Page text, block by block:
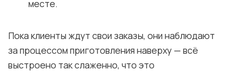
месте.
Пока клиенты ждут свои заказы, они наблюдают
за процессом приготовления наверху — всё
выстроено так слаженно, что это